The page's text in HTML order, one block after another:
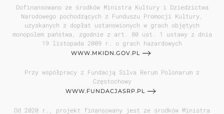
Dofinansowano ze środków Ministra Kultury i Dziedzictwa
Narodowego pochodzących z Funduszu Promocji Kultury,
uzyskanych z dopłat ustanowionych w grach objętych
monopolem państwa, zgodnie z art. 80 ust. 1 ustawy z dnia
19 listopada 2009 r. o grach hazardowych
WWW.MKIDN.GOV.PL
Przy współpracy z Fundacją Silva Rerum Polonarum z
Częstochowy
WWW.FUNDACJASRP.PL
Od 2020 r., projekt finansowany jest ze środków Ministra